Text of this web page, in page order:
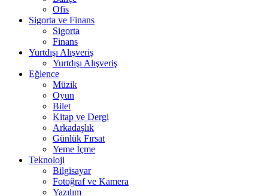
Ofis
Sigorta ve Finans
Sigorta
Finans
Yurtdışı Alışveriş
Yurtdışı Alışveriş
Eğlence
Müzik
Oyun
Bilet
Kitap ve Dergi
Arkadaşlık
Günlük Fırsat
Yeme İçme
Teknoloji
Bilgisayar
Fotoğraf ve Kamera
Yazılım